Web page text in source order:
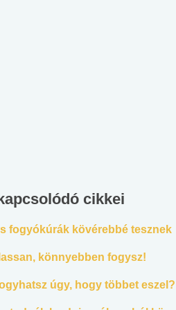
cikkei
fogyókúrák kövérebbé tesznek
könnyebben fogysz!
úgy, hogy többet eszel?